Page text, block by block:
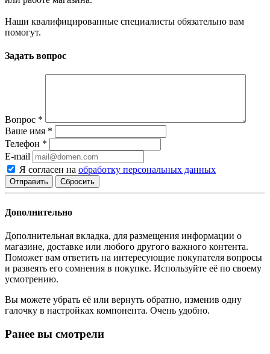
Наши квалифицированные специалисты обязательно вам
помогут.
Задать вопрос
Вопрос *
Ваше имя *
Телефон *
E-mail
Я согласен на обработку персональных данных
Сбросить
Дополнительно
Дополнительная вкладка, для размещения информации о
магазине, доставке или любого другого важного контента.
Поможет вам ответить на интересующие покупателя вопросы
и развеять его сомнения в покупке. Используйте её по своему
усмотрению.
Вы можете убрать её или вернуть обратно, изменив одну
галочку в настройках компонента. Очень удобно.
Ранее вы смотрели